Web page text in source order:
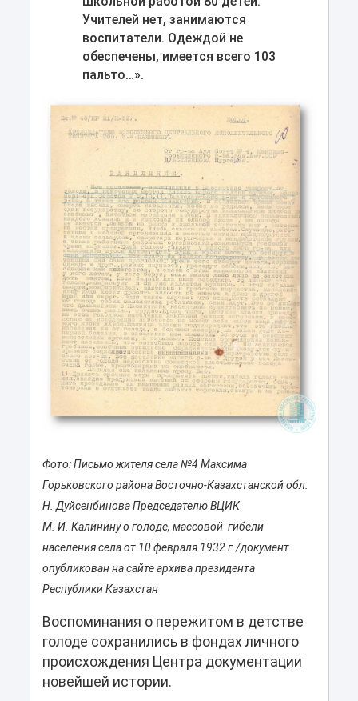
Учителей нет, занимаются
воспитатели. Одеждой не
обеспечены, имеется всего 103
пальто…».
Фото: Письмо жителя села №4 Максима
Горьковского района Восточно-Казахстанской обл.
Н. Дуйсенбинова Председателю ВЦИК
М. И. Калинину о голоде, массовой гибели
населения села от 10 февраля 1932 г./документ
опубликован на сайте архива президента
Республики Казахстан
Воспоминания о пережитом в детстве
голоде сохранились в фондах личного
происхождения Центра документации
новейшей истории.